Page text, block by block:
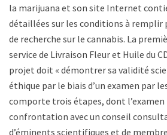
la marijuana et son site Internet
détaillées sur les conditions à remplir
de recherche sur le cannabis. La
service de Livraison Fleur et Huile du
projet doit « démontrer sa validité
éthique par le biais d’un examen par
comporte trois étapes, dont l’examen
confrontation avec un conseil
d’éminents scientifiques et de